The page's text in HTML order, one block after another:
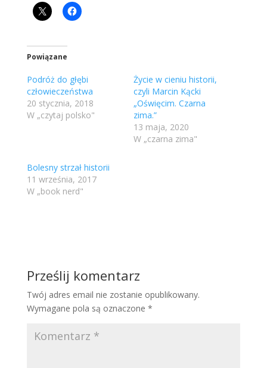
Powiązane
Podróż do głębi
człowieczeństwa
20 stycznia, 2018
W „czytaj polsko"
Życie w cieniu historii,
czyli Marcin Kącki
„Oświęcim. Czarna
zima.”
13 maja, 2020
W „czarna zima"
Bolesny strzał historii
11 września, 2017
W „book nerd"
Prześlij komentarz
Twój adres email nie zostanie opublikowany.
Wymagane pola są oznaczone *